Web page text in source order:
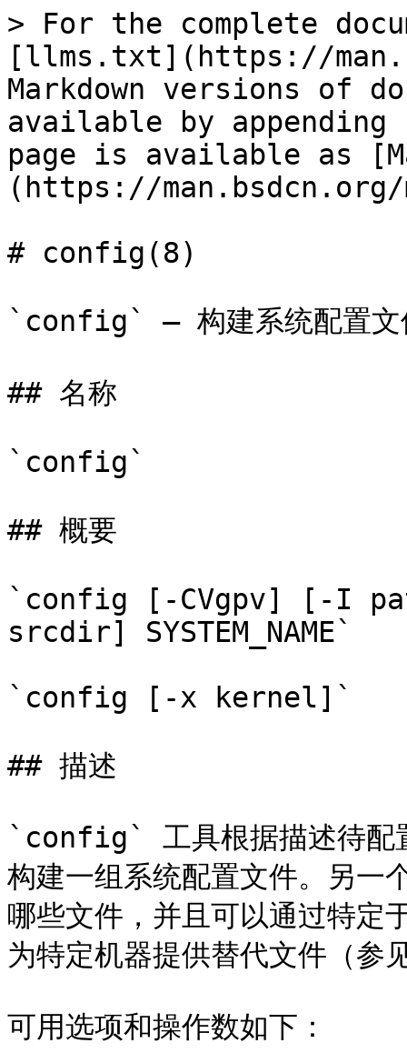
> For the complete
[llms.txt](https://
Markdown versions of
available by
page is available as
(https://
# config(8)
`config` — 构建系统配置文
## 名称
`config`
## 概要
`config [-CVgpv] [-I
srcdir] SYSTEM_NAME`
`config [-x kernel]`
## 描述
`config` 工具根据描述待配
构建一组系统配置文件。另
哪些文件，并且可以通过特定
为特定机器提供替代文件（参
可用选项和操作数如下：